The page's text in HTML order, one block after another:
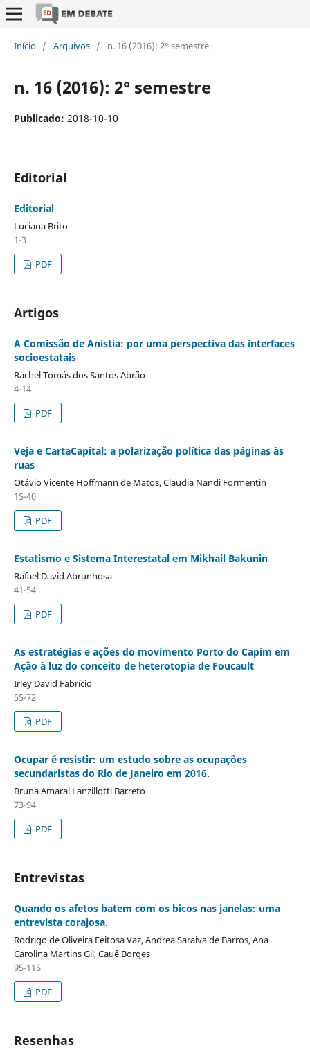
Início / Arquivos / n. 16 (2016): 2° semestre
n. 16 (2016): 2° semestre
Publicado: 2018-10-10
Editorial
Editorial
Luciana Brito
1-3
PDF
Artigos
A Comissão de Anistia: por uma perspectiva das interfaces
socioestatais
Rachel Tomás dos Santos Abrão
4-14
PDF
Veja e CartaCapital: a polarização política das páginas às
ruas
Otávio Vicente Hoffmann de Matos, Claudia Nandi Formentin
15-40
PDF
Estatismo e Sistema Interestatal em Mikhail Bakunin
Rafael David Abrunhosa
41-54
PDF
As estratégias e ações do movimento Porto do Capim em
Ação à luz do conceito de heterotopia de Foucault
Irley David Fabrício
55-72
PDF
Ocupar é resistir: um estudo sobre as ocupações
secundaristas do Rio de Janeiro em 2016.
Bruna Amaral Lanzillotti Barreto
73-94
PDF
Entrevistas
Quando os afetos batem com os bicos nas janelas: uma
entrevista corajosa.
Rodrigo de Oliveira Feitosa Vaz, Andrea Saraiva de Barros, Ana
Carolina Martins Gil, Cauê Borges
95-115
PDF
Resenhas